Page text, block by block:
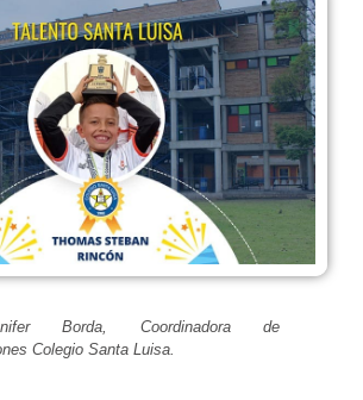
Borda, Coordinadora de
Colegio Santa Luisa.